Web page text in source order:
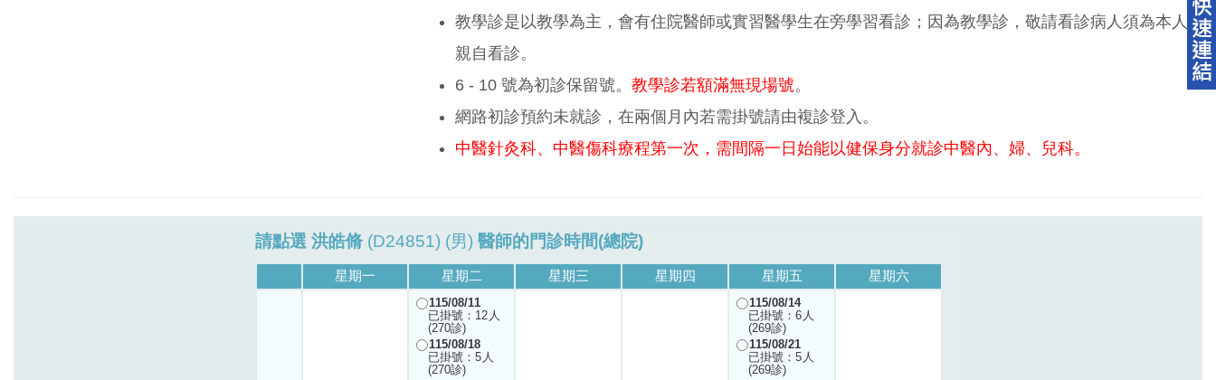
教學診是以教學為主，會有住院醫師或實習醫學生在旁學習看診；因為教學診，敬請看診病人須為本人
親自看診。
6 - 10 號為初診保留號。 教學診若額滿無現場號。
網路初診預約未就診，在兩個月內若需掛號請由複診登入。
中醫針灸科、中醫傷科療程第一次，需間隔一日始能以健保身分就診中醫內、婦、兒科。